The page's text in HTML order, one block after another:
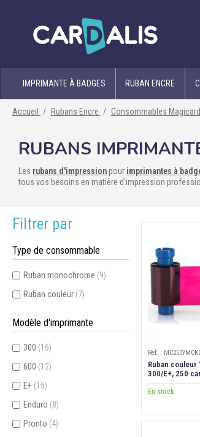
IMPRIMANTE À BADGES RUBAN ENCRE
Accueil Rubans Encre Consommables Magicard
RUBANS
Les rubans d'impressionpour imprimantes à
tous vos besoins en matière d'impression
Filtrer par
Type de consommable
Ruban monochrome (9)
Ruban couleur (7)
Modèle d'imprimante
300 (16)
600 (12)
E+ (15)
Enduro (8)
Pronto (4)
Ref. :
Ruban couleur
300/E+, 250
En stock